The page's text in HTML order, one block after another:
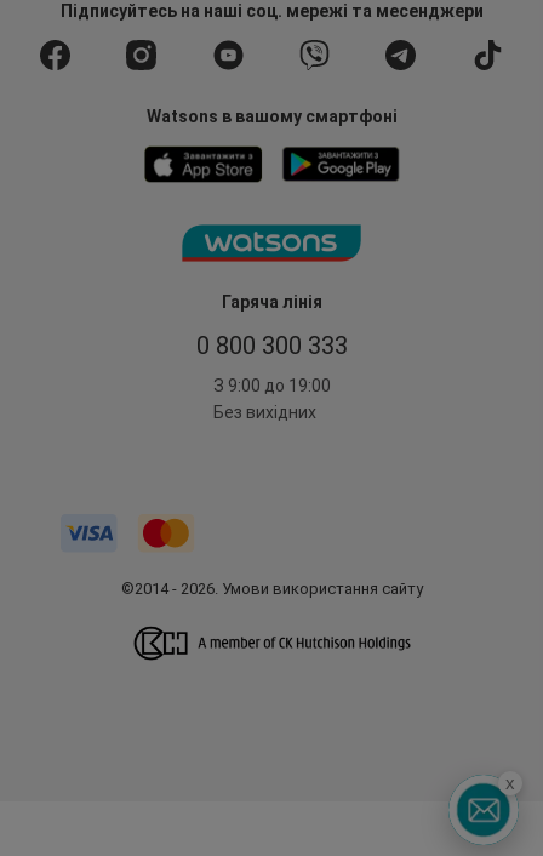
Гаряча лінія
0 800 300 333
З 9:00 до 19:00
Без вихідних
Підписуйтесьна наші соц. мережі та месенджери
Watsons в вашому смартфоні
©2014 - 2026. Умови використання сайту
x